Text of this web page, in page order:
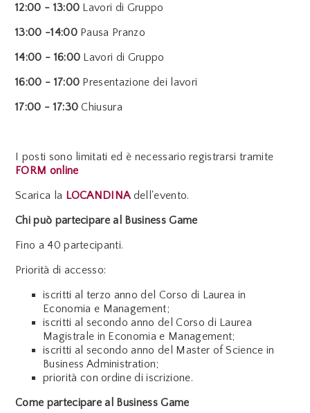
12:00 - 13:00 Lavori di Gruppo
13:00 -14:00Pausa Pranzo
14:00 - 16:00 Lavori di Gruppo
16:00 - 17:00 Presentazione dei lavori
17:00 - 17:30 Chiusura
I posti sono limitati ed è necessario registrarsi tramite
FORM online
Scarica la LOCANDINAdell'evento.
Chi può partecipare al Business Game
Fino a 40 partecipanti.
Priorità di accesso:
iscritti al terzo anno del Corso di Laurea in
Economia e Management;
iscritti al secondo anno del Corso di Laurea
Magistrale in Economia e Management;
iscritti al secondo anno del Master of Science in
Business Administration;
priorità con ordine di iscrizione.
Come partecipare al Business Game